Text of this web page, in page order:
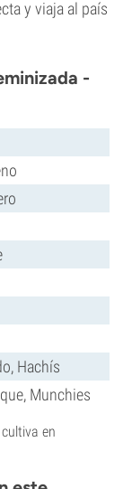
y viaja al país
-
Hachís
Munchies
en